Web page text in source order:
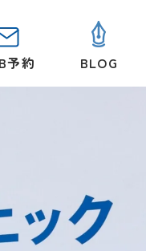
予約 BLOG